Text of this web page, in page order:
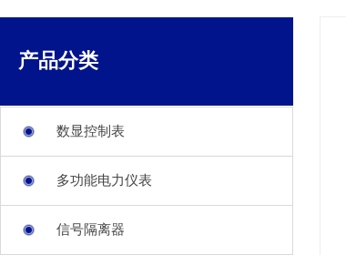
产品分类
数显控制表
多功能电力仪表
信号隔离器